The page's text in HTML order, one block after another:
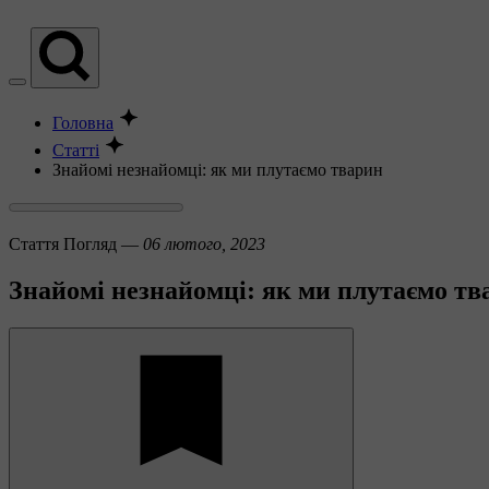
Головна
Статті
Знайомі незнайомці: як ми плутаємо тварин
Стаття Погляд — 06 лютого, 2023
Знайомі незнайомці: як ми плутаємо